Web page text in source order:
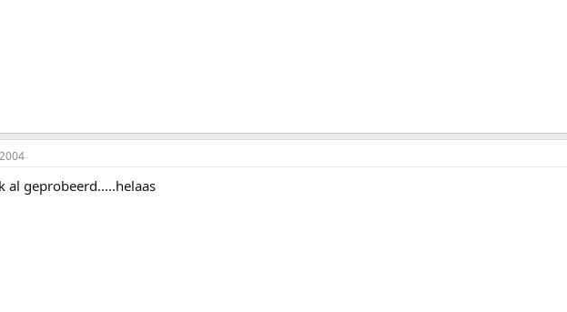
al geprobeerd.....helaas